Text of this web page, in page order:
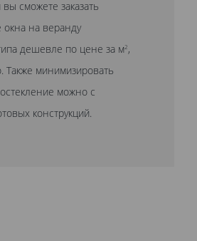
вы сможете заказать
на веранду
дешевле по цене за м2,
Также минимизировать
можно с
конструкций.